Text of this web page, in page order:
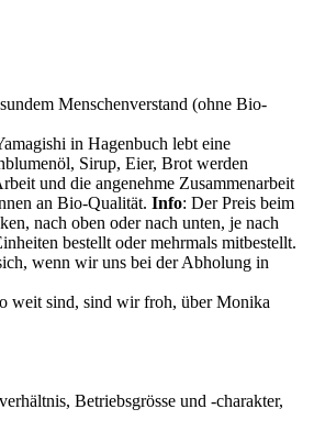
Menschenverstand (ohne Bio-
in Hagenbuch lebt eine
Sirup, Eier, Brot werden
und die angenehme Zusammenarbeit
an Bio-Qualität. Info: Der Preis beim
nach oben oder nach unten, je nach
bestellt oder mehrmals mitbestellt.
wenn wir uns bei der Abholung in
weit sind, sind wir froh, über Monika
Betriebsgrösse und -charakter,